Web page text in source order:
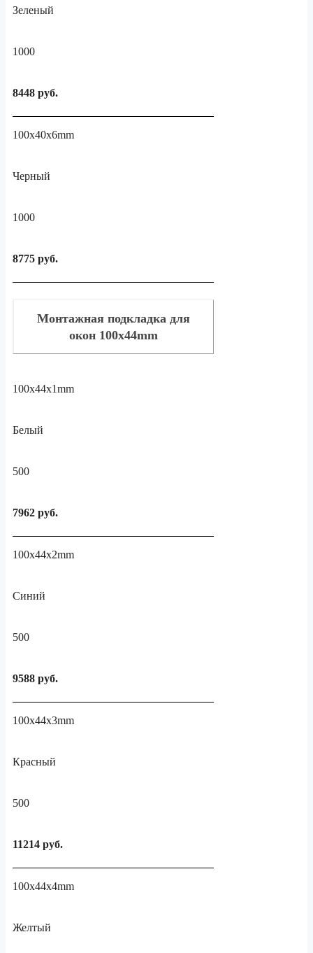
Зеленый
1000
8448 руб.
100x40x6mm
Черный
1000
8775 руб.
Монтажная подкладка для
окон 100x44mm
100x44x1mm
Белый
500
7962 руб.
100x44x2mm
Синий
500
9588 руб.
100x44x3mm
Красный
500
11214 руб.
100x44x4mm
Желтый